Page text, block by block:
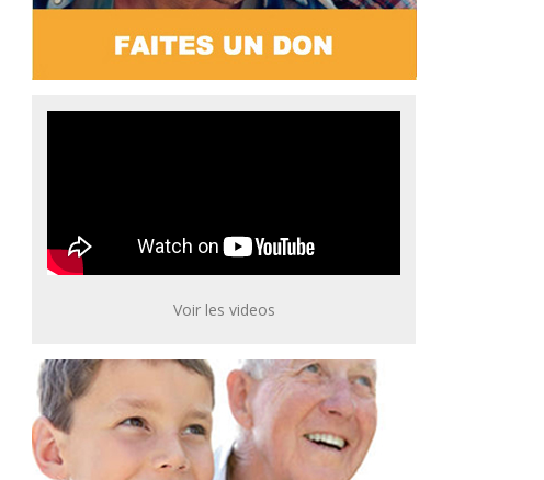
Voir les videos